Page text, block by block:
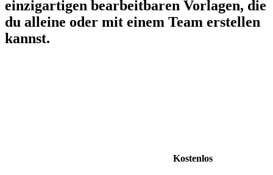
einzigartigen bearbeitbaren Vorlagen, die
du alleine oder mit einem Team erstellen
kannst.
Kostenlos